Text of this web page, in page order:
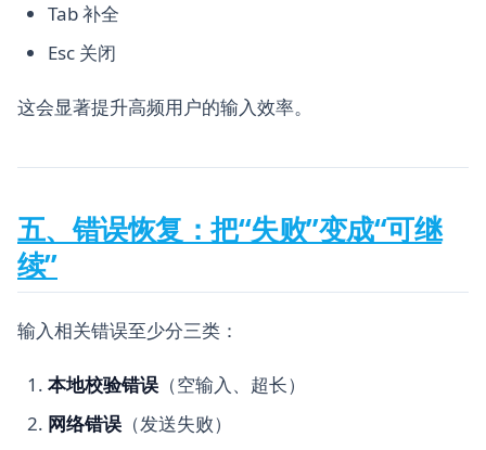
Tab 补全
Esc 关闭
这会显著提升高频用户的输入效率。
五、错误恢复：把“失败”变成“可继
续”
输入相关错误至少分三类：
本地校验错误 （空输入、超长）
网络错误 （发送失败）